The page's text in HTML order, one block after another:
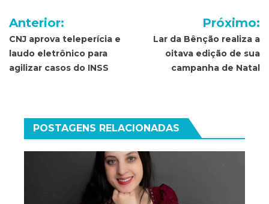
Navegação
de
Post
Anterior:
CNJ aprova teleperícia e
laudo eletrônico para
agilizar casos do INSS
Próximo:
Lar da Bênção realiza a
oitava edição de sua
campanha de Natal
POSTAGENS RELACIONADAS